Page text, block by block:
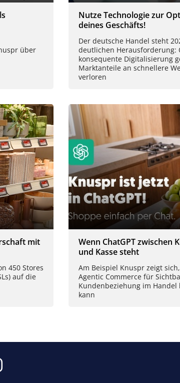
über
Nutze Technologie zur
deines Geschäfts!
Der deutsche Handel steht
deutlichen Herausforderung:
konsequente Digitalisierung
Marktanteile an schnellere
verloren
mit
450 Stores
auf die
Wenn ChatGPT zwischen
und Kasse steht
Am Beispiel Knuspr zeigt
Agentic Commerce für
Kundenbeziehung im Handel
kann